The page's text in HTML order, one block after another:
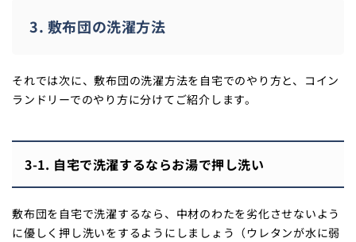
3. 敷布団の洗濯方法
それでは次に、敷布団の洗濯方法を自宅でのやり方と、コイン
ランドリーでのやり方に分けてご紹介します。
3-1. 自宅で洗濯するならお湯で押し洗い
敷布団を自宅で洗濯するなら、中材のわたを劣化させないよう
に優しく押し洗いをするようにしましょう（ウレタンが水に弱